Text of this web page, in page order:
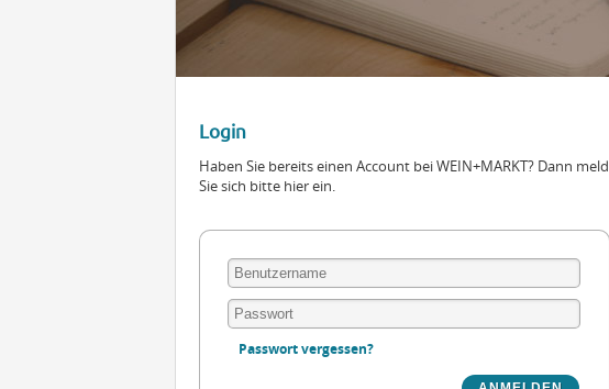
Login
Haben Sie bereits einen Account bei WEIN+MARKT? Dann
Sie sich bitte hier ein.
Passwort vergessen?